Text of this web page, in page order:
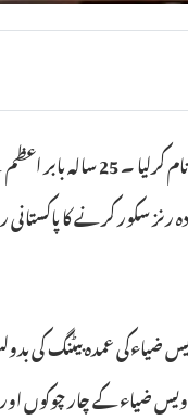
فیصل آباد (ویب ڈیسک) قومی ٹیم کے ٹاپ آرڈر بلے باز
ٹونٹی ٹونٹی کرکٹ میں زیادہ رنز